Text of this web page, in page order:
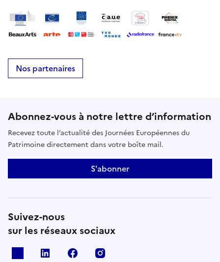
Nos partenaires
Abonnez-vous à notre lettre d’information
Recevez toute l’actualité des Journées Européennes du
Patrimoine directement dans votre boîte mail.
S'abonner
Suivez-nous
sur les réseaux sociaux
Linkedin Facebook